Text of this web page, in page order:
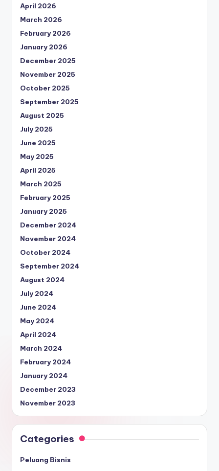
April 2026
March 2026
February 2026
January 2026
December 2025
November 2025
October 2025
September 2025
August 2025
July 2025
June 2025
May 2025
April 2025
March 2025
February 2025
January 2025
December 2024
November 2024
October 2024
September 2024
August 2024
July 2024
June 2024
May 2024
April 2024
March 2024
February 2024
January 2024
December 2023
November 2023
Categories
Peluang Bisnis